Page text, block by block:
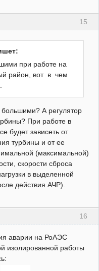
15
при работе на
район, вот в чем
А регулятор
При работе в
будет зависеть от
турбины и от ее
(максимальной)
скорости сброса
в выделенной
действия АЧР).
16
аварии на РоАЭС
изолированной работы